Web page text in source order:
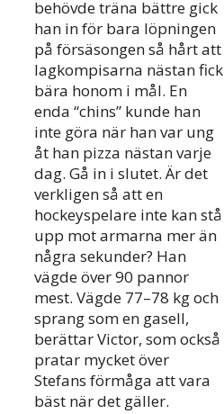
behövde träna bättre gick
han in för bara löpningen
på försäsongen så hårt att
lagkompisarna nästan fick
bära honom i mål. En
enda “chins” kunde han
inte göra när han var ung
åt han pizza nästan varje
dag. Gå in i slutet. Är det
verkligen så att en
hockeyspelare inte kan stå
upp mot armarna mer än
några sekunder? Han
vägde över 90 pannor
mest. Vägde 77–78 kg och
sprang som en gasell,
berättar Victor, som också
pratar mycket över
Stefans förmåga att vara
bäst när det gäller.